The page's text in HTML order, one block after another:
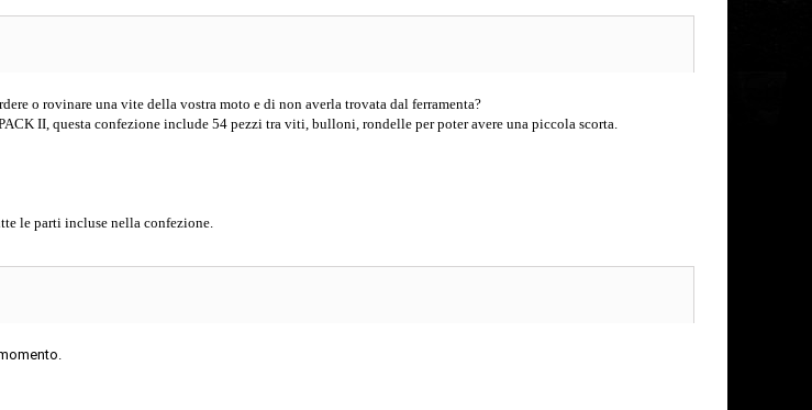
o rovinare una vite della vostra moto e di non averla trovata dal ferramenta?
II, questa confezione include 54 pezzi tra viti, bulloni, rondelle per poter avere una piccola scorta.
le parti incluse nella confezione.